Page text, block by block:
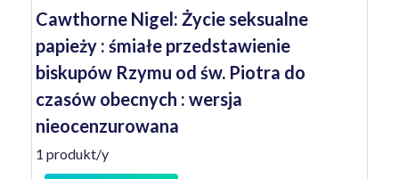
Cawthorne Nigel: Życie seksualne
papieży : śmiałe przedstawienie
biskupów Rzymu od św. Piotra do
czasów obecnych : wersja
nieocenzurowana
1 produkt/y